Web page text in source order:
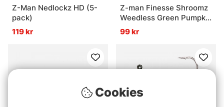
Z-Man Nedlockz HD (5-
pack)
119 kr
Z-man Finesse Shroomz
Weedless Green Pumpkin
(5-pack)
99 kr
Cookies